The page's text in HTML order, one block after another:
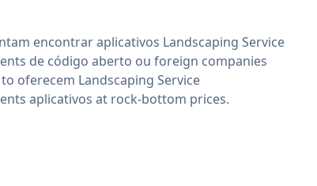
encontrar aplicativos Landscaping Service
de código aberto ou foreign companies
oferecem Landscaping Service
aplicativos at rock-bottom prices.